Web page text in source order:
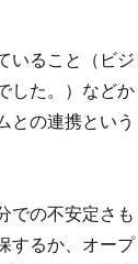
いること（ビジ
した。）などか
との連携という
での不安定さも
するか、オープ